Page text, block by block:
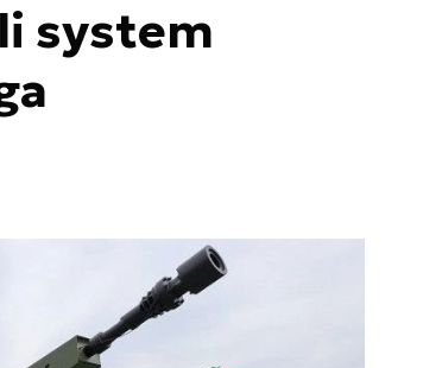
system